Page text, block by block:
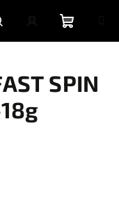
PřihlášeníNákupní
košík
SPIN